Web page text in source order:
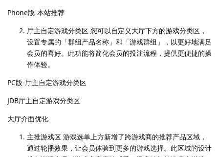
Phone版-本站推荐
厅主自定游戏分类区 您可以自定义大厅下方的游戏分类区，
设置专属的「群组产品名称」和「游戏群组」，以更好地满足
会员的喜好。此功能将简化会员的投注流程，提供更便捷的操
作体验。
PC版-厅主自定游戏分类区
JDB厅主自定游戏分类区
大厅介面优化
主推游戏区 游戏选单上方新增了跨游戏商的推荐产品区域，
通过轮播效果，让会员体验到更多的游戏选择。此区域的设计